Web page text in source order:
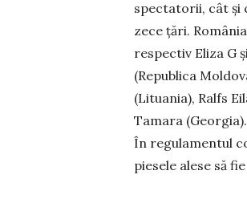
spectatorii, cât şi
zece ţări.
respectiv Eliza G
(Repu­bli­ca
(Lituania), Ralfs
Tamara
În regulamentul
piesele alese să